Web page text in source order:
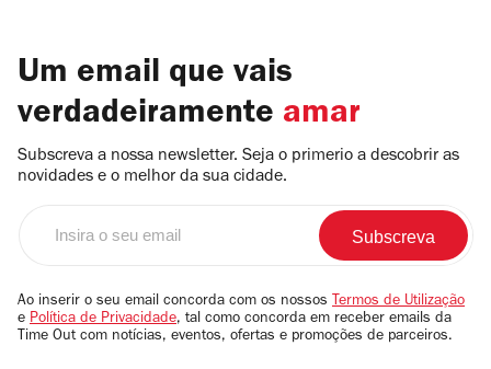
Um email que vais
verdadeiramente amar
Subscreva a nossa newsletter. Seja o primerio a descobrir as
novidades e o melhor da sua cidade.
email
Ao inserir o seu email concorda com os nossos Termos de Utilização
e Política de Privacidade, tal como concorda em receber emails da
Time Out com notícias, eventos, ofertas e promoções de parceiros.